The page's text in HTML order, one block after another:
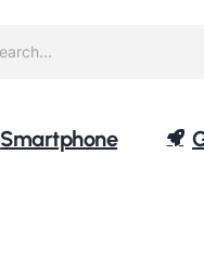
Smartphone